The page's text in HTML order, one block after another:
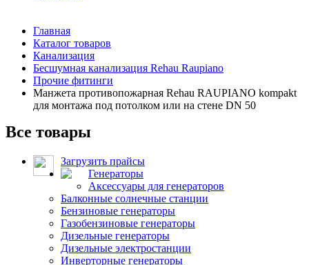
Главная
Каталог товаров
Канализация
Бесшумная канализация Rehau Raupiano
Прочие фитинги
Манжета противопожарная Rehau RAUPIANO kompakt
для монтажа под потолком или на стене DN 50
Все товары
Загрузить прайсы
Генераторы
Аксессуары для генераторов
Балконные солнечные станции
Бензиновые генераторы
Газобензиновые генераторы
Дизельные генераторы
Дизельные электростанции
Инверторные генераторы